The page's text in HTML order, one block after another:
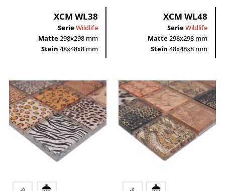
XCM WL38
SerieWildlife
Matte298x298 mm
Stein 48x48x8 mm
XCM WL48
SerieWildlife
Matte298x298 mm
Stein 48x48x8 mm